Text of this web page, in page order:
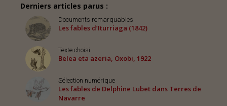
Derniers articles parus :
Documents remarquables
Les fables d’Iturriaga (1842)
Texte choisi
Belea eta azeria, Oxobi, 1922
Sélection numérique
Les fables de Delphine Lubet dans Terres de
Navarre